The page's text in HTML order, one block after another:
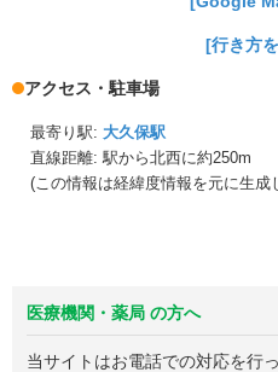
[行き方
アクセス・駐車場
最寄り駅: 大久保駅
直線距離: 駅から北西に約250m
(この情報は経緯度情報を元に生成
医療機関・薬局 の方へ
当サイトはお電話での対応を行